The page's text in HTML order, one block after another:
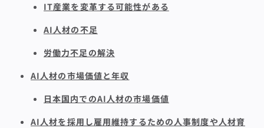
IT産業を変革する可能性がある
AI人材の不足
労働力不足の解決
AI人材の市場価値と年収
日本国内でのAI人材の市場価値
AI人材を採用し雇用維持するための人事制度や人材育